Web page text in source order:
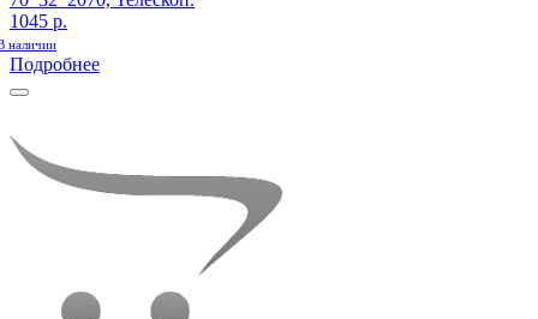
1045 р.
наличии
Подробнее